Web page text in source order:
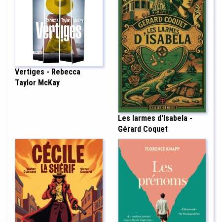
Vertiges - Rebecca
Taylor McKay
Les larmes d'Isabela -
Gérard Coquet